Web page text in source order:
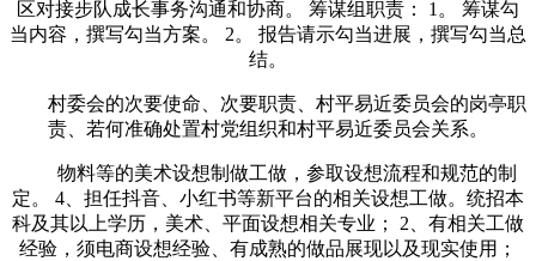
区对接步队成长事务沟通和协商。 筹谋组职责： 1。 筹谋勾
当内容，撰写勾当方案。 2。 报告请示勾当进展，撰写勾当总
结。
村委会的次要使命、次要职责、村平易近委员会的岗亭职
责、若何准确处置村党组织和村平易近委员会关系。
物料等的美术设想制做工做，参取设想流程和规范的制
定。 4、担任抖音、小红书等新平台的相关设想工做。统招本
科及其以上学历，美术、平面设想相关专业； 2、有相关工做
经验，须电商设想经验、有成熟的做品展现以及现实使用；